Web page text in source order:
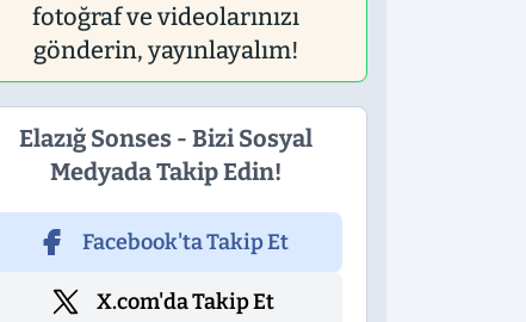
fotoğraf ve videolarınızı
gönderin, yayınlayalım!
Elazığ Sonses - Bizi Sosyal
Medyada Takip Edin!
Facebook'ta Takip Et
X.com'da Takip Et